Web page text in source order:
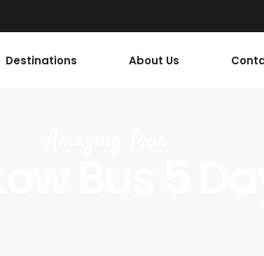
Destinations About Us